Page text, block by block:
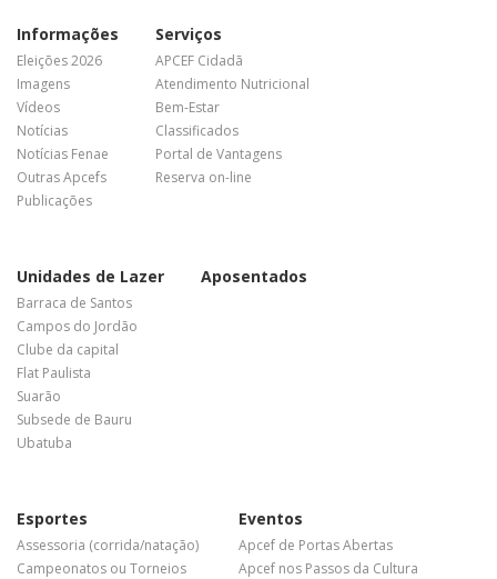
Informações
Eleições 2026
Imagens
Vídeos
Notícias
Notícias Fenae
Outras Apcefs
Publicações
Serviços
APCEF Cidadã
Atendimento Nutricional
Bem-Estar
Classificados
Portal de Vantagens
Reserva on-line
Unidades de Lazer
Barraca de Santos
Campos do Jordão
Clube da capital
Flat Paulista
Suarão
Subsede de Bauru
Ubatuba
Aposentados
Esportes
Assessoria (corrida/natação)
Campeonatos ou Torneios
Eventos
Apcef de Portas Abertas
Apcef nos Passos da Cultura